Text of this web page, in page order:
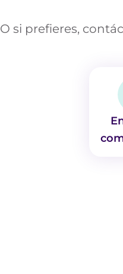
O si prefieres,